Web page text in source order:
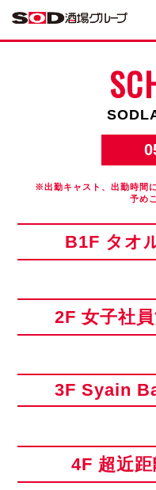
※出勤キャスト、出勤時間
予め
B1F タオ
2F 女子社
3F Syain
4F 超近